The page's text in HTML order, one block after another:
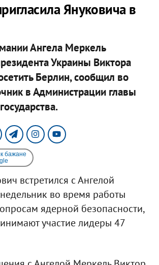
Януковича в
Ангела Меркель
Украины Виктора
Берлин, сообщил во
в Администрации главы
бажане
встретился с Ангелой
во время работы
ядерной безопасности,
участие лидеры 47